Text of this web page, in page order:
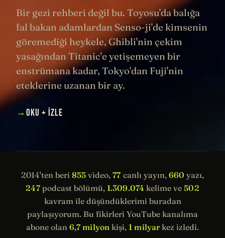
Bir gezi rehberi değil bu. Toyosu'da balığa
fal bakan adamlardan Senso-ji'de kimsenin
göremediği heykele, Ghibli'nin çekim
yasağından Titanic'e yetişemeyen bir
enstrümana kadar, Tokyo'dan Fuji'nin
eteklerine uzanan bir ay.
→ OKU + İZLE
2014'ten beri 855 video,77canlı yayın, 660 yazı,
247podcast bölümü, 1.309.074 kelime ve 502
kavram ile düşündüklerimi buradan
paylaşıyorum. Bu fikirleri YouTube kanalıma
abone olan 6,7 milyon kişi, 1 milyarkez izledi.